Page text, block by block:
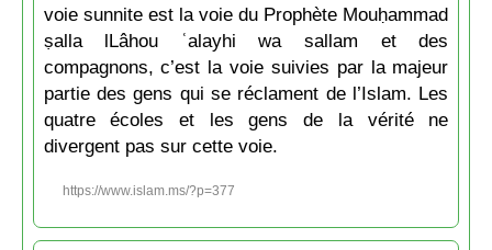
voie sunnite est la voie du Prophète Mouḥammad
ṣalla lLâhou ʿalayhi wa sallam et des
compagnons, c’est la voie suivies par la majeur
partie des gens qui se réclament de l’Islam. Les
quatre écoles et les gens de la vérité ne
divergent pas sur cette voie.
https://www.islam.ms/?p=377